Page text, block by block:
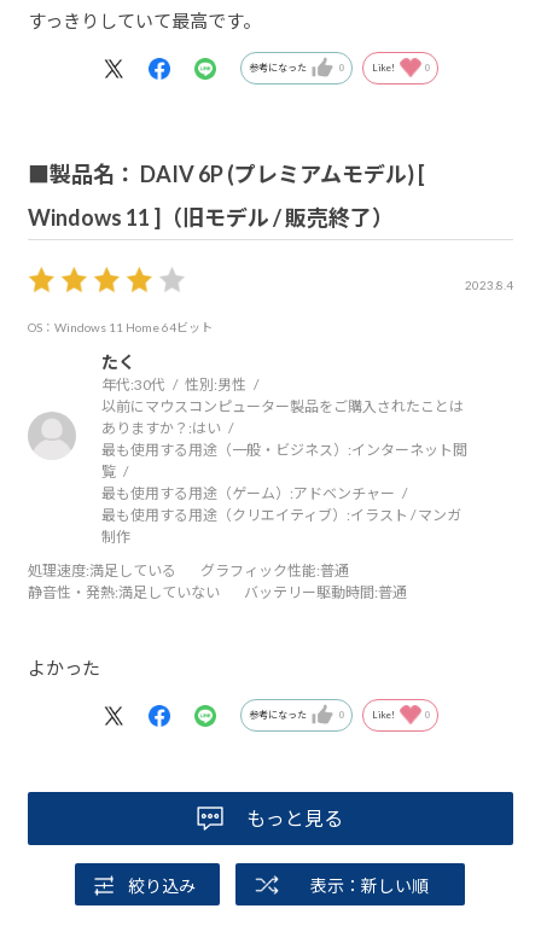
すっきりしていて最高です。
参考になった 0 Like! 0
■製品名： DAIV 6P (プレミアムモデル) [
Windows 11 ]（旧モデル / 販売終了）
2023.8.4
OS：Windows 11 Home 64ビット
たく
年代:30代 性別:男性
以前にマウスコンピューター製品をご購入されたことは
ありますか？:はい
最も使用する用途（一般・ビジネス）:インターネット閲
覧
最も使用する用途（ゲーム）:アドベンチャー
最も使用する用途（クリエイティブ）:イラスト / マンガ
制作
処理速度:満足している グラフィック性能:普通
静音性・発熱:満足していない バッテリー駆動時間 :普通
よかった
参考になった 0 Like! 0
もっと見る
絞り込み 表示：新しい順